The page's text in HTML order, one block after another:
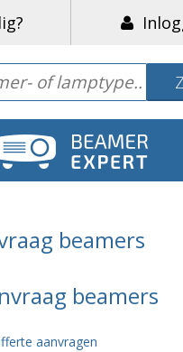
beamers
beamers
aanvragen